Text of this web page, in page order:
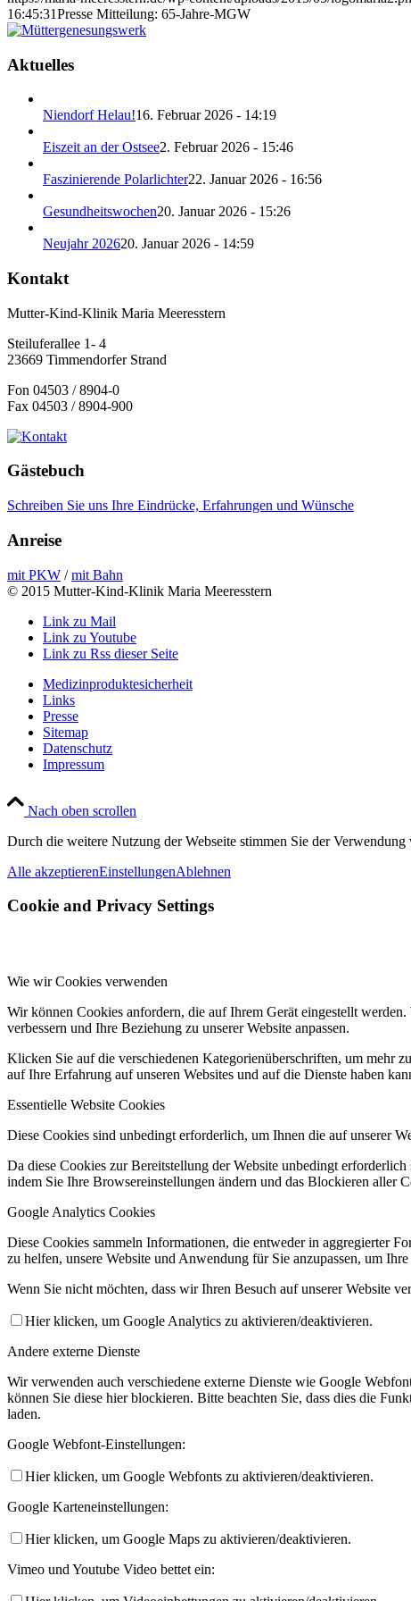
16:45:31Presse Mitteilung: 65-Jahre-MGW
Aktuelles
Niendorf Helau!16. Februar 2026 - 14:19
Eiszeit an der Ostsee2. Februar 2026 - 15:46
Faszinierende Polarlichter22. Januar 2026 - 16:56
Gesundheitswochen20. Januar 2026 - 15:26
Neujahr 202620. Januar 2026 - 14:59
Kontakt
Mutter-Kind-Klinik Maria Meeresstern
Steiluferallee 1- 4
23669 Timmendorfer Strand
Fon 04503 / 8904-0
Fax 04503 / 8904-900
Gästebuch
Schreiben Sie uns Ihre Eindrücke, Erfahrungen und Wünsche
Anreise
mit PKW /mit Bahn
© 2015 Mutter-Kind-Klinik Maria Meeresstern
Link zu Mail
Link zu Youtube
Link zu Rss dieser Seite
Medizinproduktesicherheit
Links
Presse
Sitemap
Datenschutz
Impressum
Nach oben scrollen
Durch die weitere Nutzung der Webseite stimmen Sie der Verwendung
Alle akzeptierenEinstellungenAblehnen
Cookie and Privacy Settings
Wie wir Cookies verwenden
Wir können Cookies anfordern, die auf Ihrem Gerät eingestellt
verbessern und Ihre Beziehung zu unserer Website anpassen.
Klicken Sie auf die verschiedenen Kategorienüberschriften, um mehr
auf Ihre Erfahrung auf unseren Websites und auf die Dienste haben
Essentielle Website Cookies
Diese Cookies sind unbedingt erforderlich, um Ihnen die auf unserer
Da diese Cookies zur Bereitstellung der Website unbedingt
indem Sie Ihre Browsereinstellungen ändern und das Blockieren aller
Google Analytics Cookies
Diese Cookies sammeln Informationen, die entweder in aggregierter
zu helfen, unsere Website und Anwendung für Sie anzupassen, um
Wenn Sie nicht möchten, dass wir Ihren Besuch auf unserer Website
Hier klicken, um Google Analytics zu aktivieren/deaktivieren.
Andere externe Dienste
Wir verwenden auch verschiedene externe Dienste wie Google
können Sie diese hier blockieren. Bitte beachten Sie, dass dies die
laden.
Google Webfont-Einstellungen:
Hier klicken, um Google Webfonts zu aktivieren/deaktivieren.
Google Karteneinstellungen:
Hier klicken, um Google Maps zu aktivieren/deaktivieren.
Vimeo und Youtube Video bettet ein: